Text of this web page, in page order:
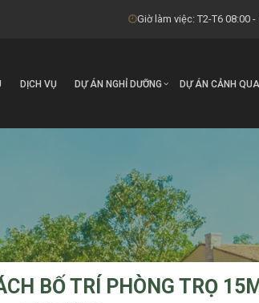
Giờ làm việc: T2-T6 08:00 -
DỊCH VỤ DỰ ÁN NGHỈ DƯỠNG DỰ ÁN CẢNH
BỐ TRÍ PHÒNG TRỌ